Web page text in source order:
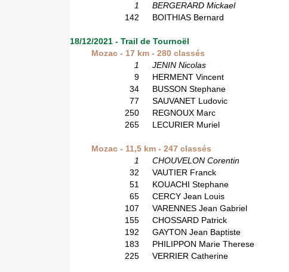
1
BERGERARD Mickael
142
BOITHIAS Bernard
18/12/2021 - Trail de Tournoël
Mozac - 17 km - 280 classés
1
JENIN Nicolas
9
HERMENT Vincent
34
BUSSON Stephane
77
SAUVANET Ludovic
250
REGNOUX Marc
265
LECURIER Muriel
Mozac - 11,5 km - 247 classés
1
CHOUVELON Corentin
32
VAUTIER Franck
51
KOUACHI Stephane
65
CERCY Jean Louis
107
VARENNES Jean Gabriel
155
CHOSSARD Patrick
192
GAYTON Jean Baptiste
183
PHILIPPON Marie Therese
225
VERRIER Catherine